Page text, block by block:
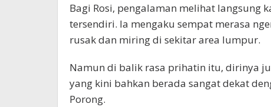
Bagi Rosi, pengalaman melihat langsung
tersendiri. Ia mengaku sempat merasa
rusak dan miring di sekitar area lumpur.
Namun di balik rasa prihatin itu, dirinya
yang kini bahkan berada sangat dekat
Porong.